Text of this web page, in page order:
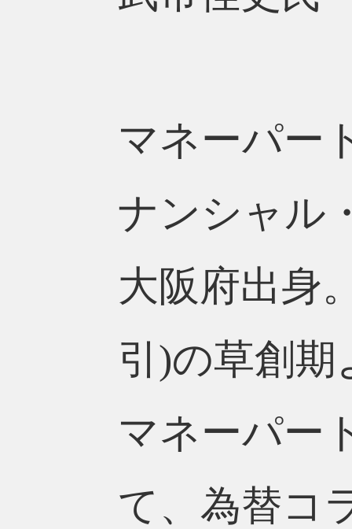
マネーパー
ナンシャル
大阪府出身
引)の草創
マネーパー
て、為替コ